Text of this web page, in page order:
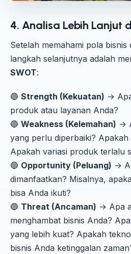
4. Analisa Lebih Lanjut
Setelah memahami pola bisnis
langkah selanjutnya adalah
SWOT:
🔵 Strength (Kekuatan) →
produk atau layanan Anda?
🔵 Weakness (Kelemahan) →
yang perlu diperbaiki?
Apakah variasi produk terlalu
🔵 Opportunity (Peluang) →
dimanfaatkan? Misalnya,
bisa Anda ikuti?
🔵 Threat (Ancaman) → Apa
menghambat bisnis Anda?
yang lebih kuat? Apakah
bisnis Anda ketinggalan